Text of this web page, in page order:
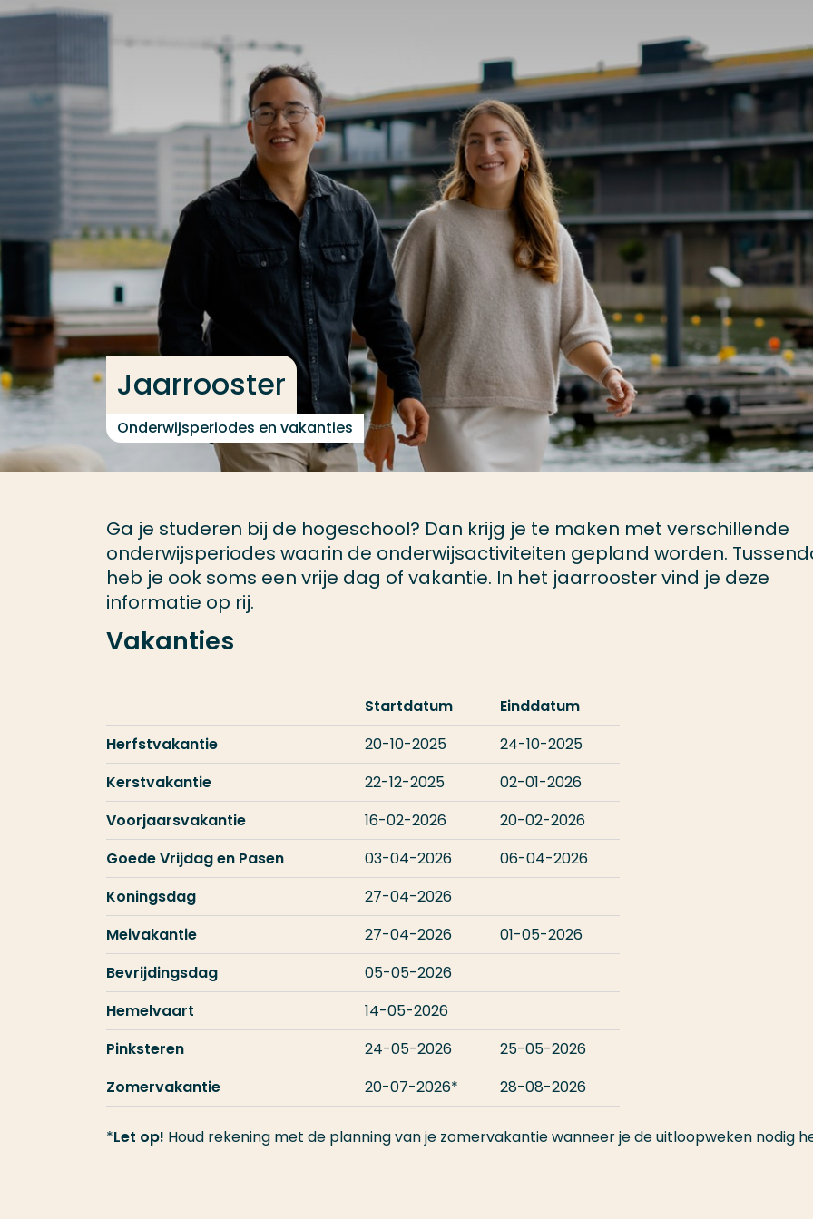
Ga direct naar de content
Jaarrooster
Onderwijsperiodes en vakanties
Ga je studeren bij de hogeschool? Dan krijg je te maken met verschillende
onderwijsperiodes waarin de onderwijsactiviteiten gepland worden.
heb je ook soms een vrije dag of vakantie. In het jaarrooster vind je deze
informatie op rij.
Vakanties
Startdatum
Einddatum
Herfstvakantie
20-10-2025
24-10-2025
Kerstvakantie
22-12-2025
02-01-2026
Voorjaarsvakantie
16-02-2026
20-02-2026
Goede Vrijdag en Pasen
03-04-2026
06-04-2026
Koningsdag
27-04-2026
Meivakantie
27-04-2026
01-05-2026
Bevrijdingsdag
05-05-2026
Hemelvaart
14-05-2026
Pinksteren
24-05-2026
25-05-2026
Zomervakantie
20-07-2026* 28-08-2026
*Let op! Houd rekening met de planning van je zomervakantie wanneer je de uitloopweken nodig
Veel gezocht
Contact